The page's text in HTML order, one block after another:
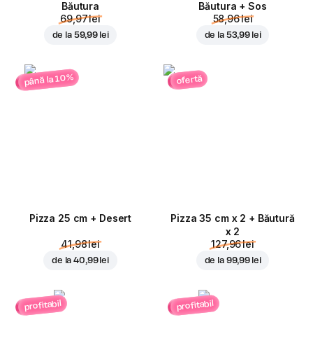
Băutura
69,97 lei
de la 59,99 lei
Băutura + Sos
58,96 lei
de la 53,99 lei
până la 10%
Pizza 25 cm + Desert
41,98 lei
de la40,99 lei
ofertă
Pizza 35 cm x 2 + Băutură
x 2
127,96 lei
de la 99,99 lei
profitabil profitabil